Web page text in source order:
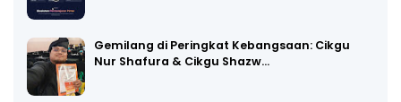
Gemilang di Peringkat Kebangsaan: Cikgu
Nur Shafura & Cikgu Shazw…